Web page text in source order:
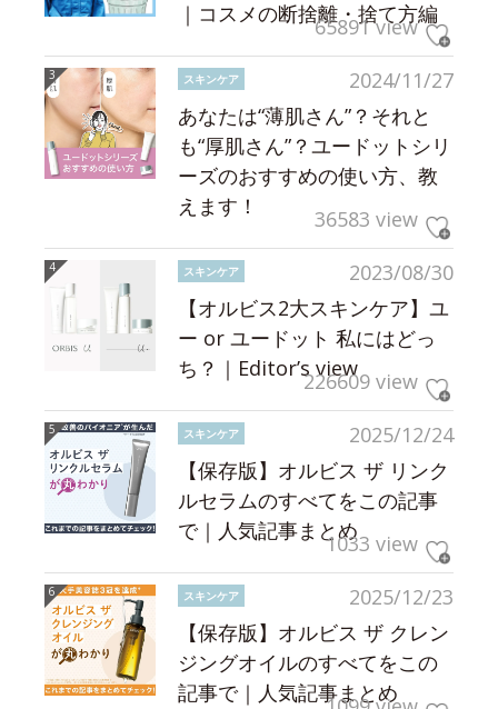
｜コスメの断捨離・捨て方編
65891 view
2024/11/27
スキンケア
あなたは“薄肌さん”？それと
も“厚肌さん”？ユードットシリ
ーズのおすすめの使い方、教
えます！
36583 view
2023/08/30
スキンケア
【オルビス2大スキンケア】ユ
ー or ユードット 私にはどっ
ち？｜Editor’s view226609 view
2025/12/24
スキンケア
【保存版】オルビス ザ リンク
ルセラムのすべてをこの記事
で｜人気記事まとめ1033 view
2025/12/23
スキンケア
【保存版】オルビス ザ クレン
ジングオイルのすべてをこの
記事で｜人気記事まとめ